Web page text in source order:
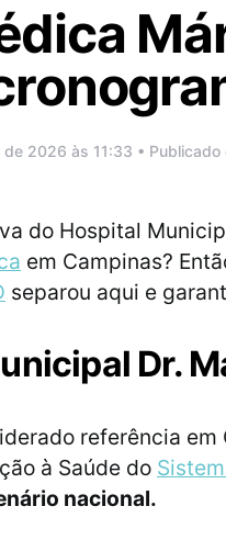
2026 às 11:33 • Publicado
do Hospital
em Campinas?
separou aqui e
Dr.
referência
à Saúde do
nacional.